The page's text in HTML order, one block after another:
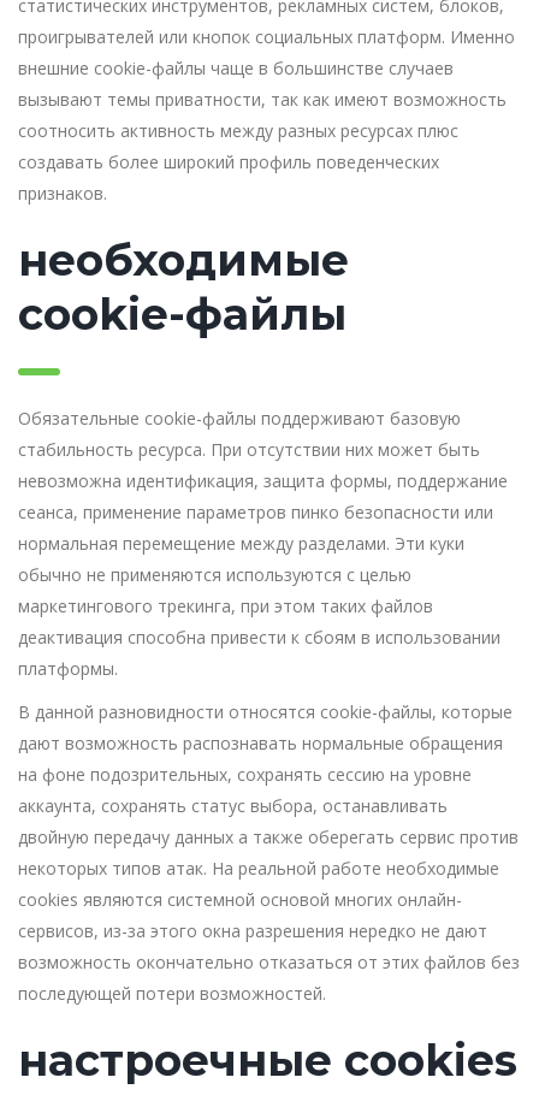
статистических инструментов, рекламных систем, блоков,
проигрывателей или кнопок социальных платформ. Именно
внешние cookie-файлы чаще в большинстве случаев
вызывают темы приватности, так как имеют возможность
соотносить активность между разных ресурсах плюс
создавать более широкий профиль поведенческих
признаков.
необходимые
cookie-файлы
Обязательные cookie-файлы поддерживают базовую
стабильность ресурса. При отсутствии них может быть
невозможна идентификация, защита формы, поддержание
сеанса, применение параметров пинко безопасности или
нормальная перемещение между разделами. Эти куки
обычно не применяются используются с целью
маркетингового трекинга, при этом таких файлов
деактивация способна привести к сбоям в использовании
платформы.
В данной разновидности относятся cookie-файлы, которые
дают возможность распознавать нормальные обращения
на фоне подозрительных, сохранять сессию на уровне
аккаунта, сохранять статус выбора, останавливать
двойную передачу данных а также оберегать сервис против
некоторых типов атак. На реальной работе необходимые
cookies являются системной основой многих онлайн-
сервисов, из-за этого окна разрешения нередко не дают
возможность окончательно отказаться от этих файлов без
последующей потери возможностей.
настроечные cookies